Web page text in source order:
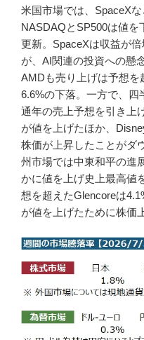
米国市場では、SpaceX
NASDAQとSP500は値
更新。SpaceXは収益が
が、AI関連の投資への懸
AMDも売り上げは予想を
6.6%の下落。一方で、四
通年の売上予想を引き上
が値を上げたほか、
株価が上昇したことがダ
州市場では中東和平の進
かに値を上げ史上最高値
想を超えたGlencoreは
が値を上げたために株価